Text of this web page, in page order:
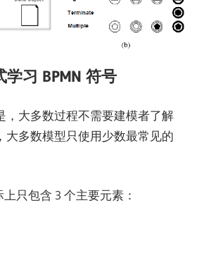
习 BPMN 符号
，大多数过程不需要建模者了解
大多数模型只使用少数最常见的
只包含 3 个主要元素：